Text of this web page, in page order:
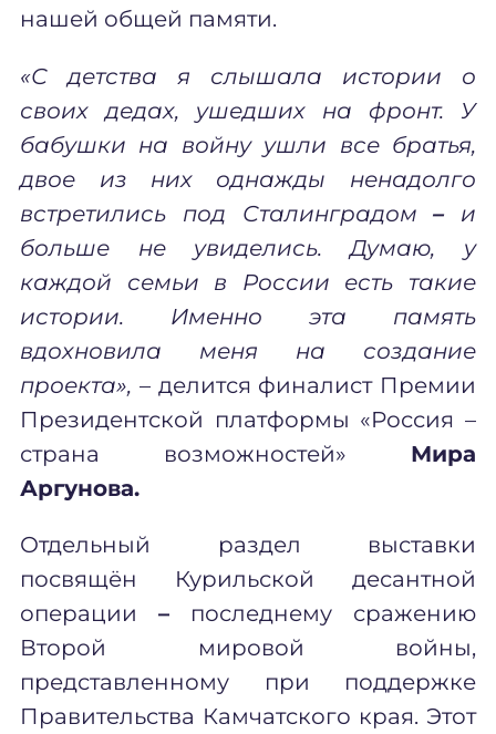
нашей общей памяти.
«С детства я слышала истории о
своих дедах, ушедших на фронт. У
бабушки на войну ушли все братья,
двое из них однажды ненадолго
встретились под Сталинградом– и
больше не увиделись. Думаю, у
каждой семьи в России есть такие
истории. Именно эта память
вдохновила меня на создание
проекта», – делится финалист Премии
Президентской платформы «Россия –
страна возможностей» Мира
Аргунова.
Отдельный раздел выставки
посвящён Курильской десантной
операции– последнему сражению
Второй мировой войны,
представленному при поддержке
Правительства Камчатского края. Этот